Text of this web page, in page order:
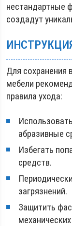
нестандартные
создадут
Для сохранения
мебели
правила ухода:
абразивные
Избегать
средств.
загрязнений.
Защитить